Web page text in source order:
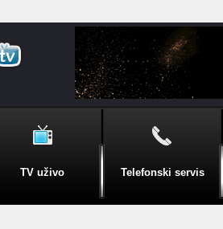
TV uživo Telefonski servis